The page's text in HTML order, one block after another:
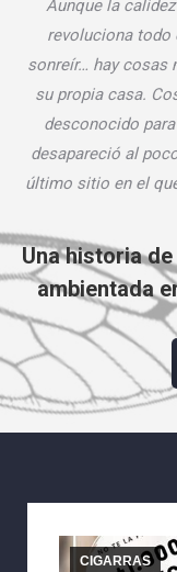
Aunque la
revoluciona todo
sonreír… hay cosas
su propia casa.
desconocido
desapareció al
último sitio en el
Una historia
ambientada
CIGARRAS